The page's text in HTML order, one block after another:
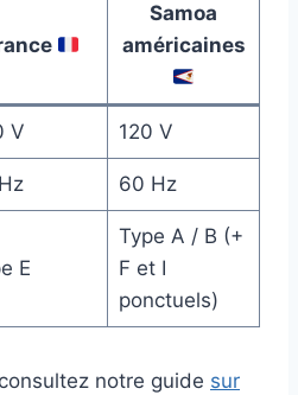
Samoa
américaines
V 120 V
60 Hz
E
Type A / B (+
F et I
ponctuels)
notre guide sur